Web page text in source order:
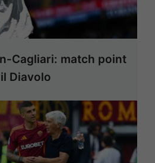
Cagliari: match point
Diavolo